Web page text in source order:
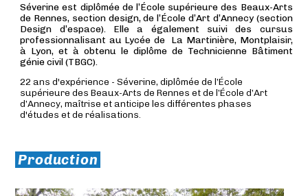
Séverine est diplômée de l’École supérieure des Beaux-Arts
de Rennes, section design, de l’École d’Art d’Annecy (section
Design d’espace). Elle a également suivi des cursus
professionnalisant au Lycée de La Martinière, Montplaisir,
à Lyon, et à obtenu le diplôme de Technicienne Bâtiment
génie civil (TBGC).
22 ans d'expérience - Séverine, diplômée de l’École
supérieure des Beaux-Arts de Rennes et de l’École d’Art
d’Annecy, maîtrise et anticipe les différentes phases
d'études et de réalisations.
Production